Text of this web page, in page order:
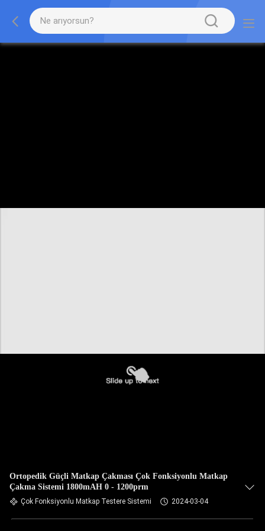
Ortopedik Güçli Matkap Çakması Çok Fonksiyonlu Matkap
Çakma Sistemi 1800mAH 0 - 1200prm
Çok Fonksiyonlu Matkap Testere Sistemi 2024-03-04